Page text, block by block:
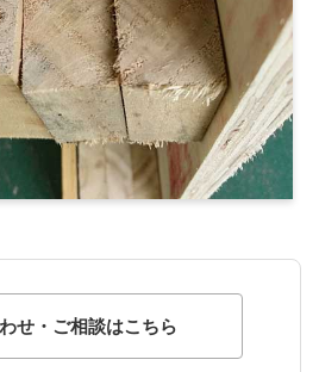
せ・ご相談はこちら